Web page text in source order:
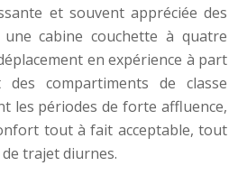
et souvent appréciée des
cabine couchette à quatre
en expérience à part
compartiments de classe
les périodes de forte affluence,
tout à fait acceptable, tout
trajet diurnes.